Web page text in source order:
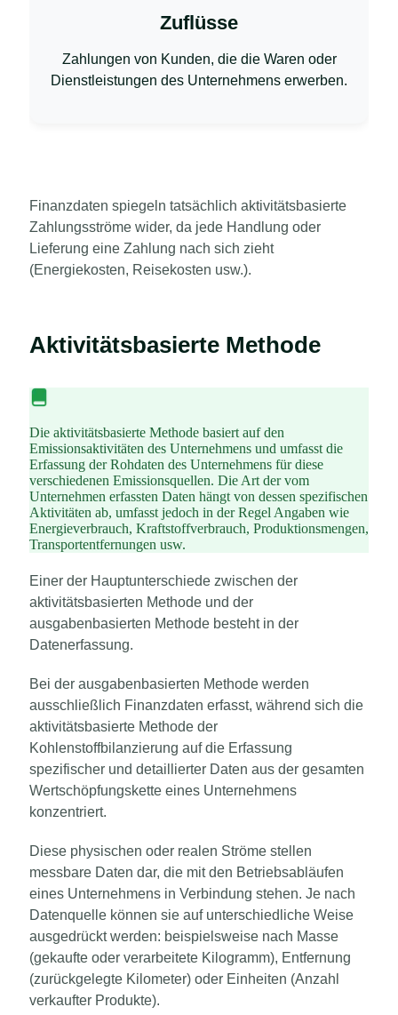
Zuflüsse
Zahlungen von Kunden, die die Waren oder
Dienstleistungen des Unternehmens erwerben.
Finanzdaten spiegeln tatsächlich aktivitätsbasierte
Zahlungsströme wider, da jede Handlung oder
Lieferung eine Zahlung nach sich zieht
(Energiekosten, Reisekosten usw.).
Aktivitätsbasierte Methode
Die aktivitätsbasierte Methode basiert auf den
Emissionsaktivitäten des Unternehmens und umfasst die
Erfassung der Rohdaten des Unternehmens für diese
verschiedenen Emissionsquellen. Die Art der vom
Unternehmen erfassten Daten hängt von dessen spezifischen
Aktivitäten ab, umfasst jedoch in der Regel Angaben wie
Energieverbrauch, Kraftstoffverbrauch, Produktionsmengen,
Transportentfernungen usw.
Einer der Hauptunterschiede zwischen der
aktivitätsbasierten Methode und der
ausgabenbasierten Methode besteht in der
Datenerfassung.
Bei der ausgabenbasierten Methode werden
ausschließlich Finanzdaten erfasst, während sich die
aktivitätsbasierte Methode der
Kohlenstoffbilanzierung auf die Erfassung
spezifischer und detaillierter Daten aus der gesamten
Wertschöpfungskette eines Unternehmens
konzentriert.
Diese physischen oder realen Ströme stellen
messbare Daten dar, die mit den Betriebsabläufen
eines Unternehmens in Verbindung stehen. Je nach
Datenquelle können sie auf unterschiedliche Weise
ausgedrückt werden: beispielsweise nach Masse
(gekaufte oder verarbeitete Kilogramm), Entfernung
(zurückgelegte Kilometer) oder Einheiten (Anzahl
verkaufter Produkte).